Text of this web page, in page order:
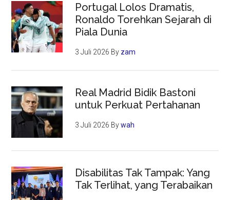
Portugal Lolos Dramatis,
Ronaldo Torehkan Sejarah di
Piala Dunia
3 Juli 2026 By zam
Real Madrid Bidik Bastoni
untuk Perkuat Pertahanan
3 Juli 2026 Bywah
Disabilitas Tak Tampak: Yang
Tak Terlihat, yang Terabaikan